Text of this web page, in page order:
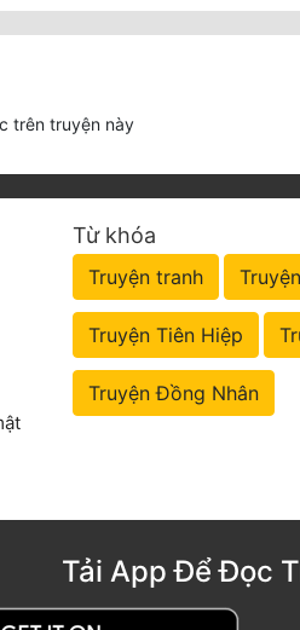
trên truyện này
Từ khóa
Truyện tranh
Truyện Tiên Hiệp
Truyện Đồng Nhân
Tải App Để Đọc